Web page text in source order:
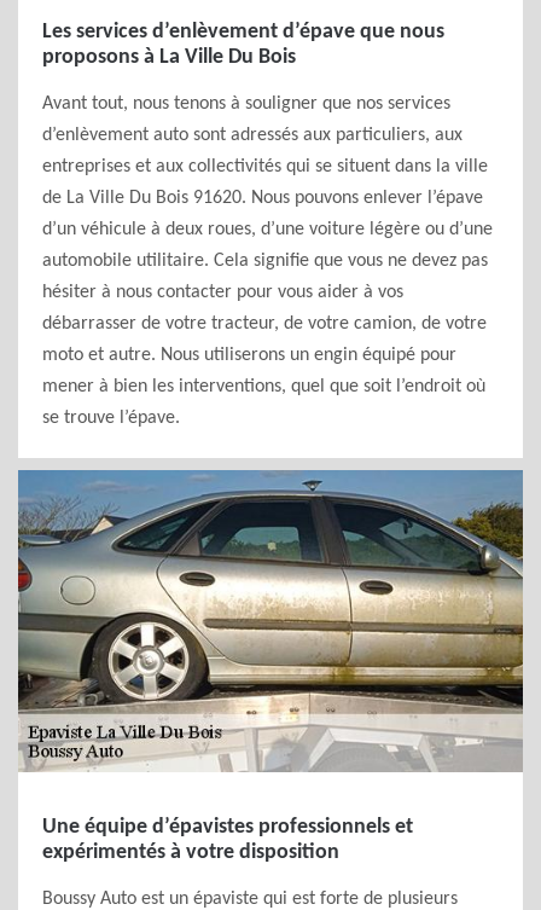
Les services d’enlèvement d’épave que nous
proposons à La Ville Du Bois
Avant tout, nous tenons à souligner que nos services
d’enlèvement auto sont adressés aux particuliers, aux
entreprises et aux collectivités qui se situent dans la ville
de La Ville Du Bois 91620. Nous pouvons enlever l’épave
d’un véhicule à deux roues, d’une voiture légère ou d’une
automobile utilitaire. Cela signifie que vous ne devez pas
hésiter à nous contacter pour vous aider à vos
débarrasser de votre tracteur, de votre camion, de votre
moto et autre. Nous utiliserons un engin équipé pour
mener à bien les interventions, quel que soit l’endroit où
se trouve l’épave.
Une équipe d’épavistes professionnels et
expérimentés à votre disposition
Boussy Auto est un épaviste qui est forte de plusieurs